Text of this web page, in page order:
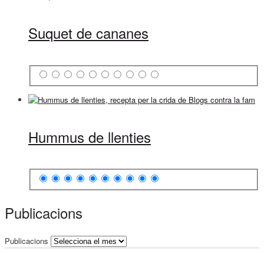
Suquet de cananes
Hummus de llenties
Publicacions
Publicacions